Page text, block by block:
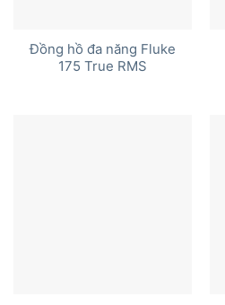
Đồng hồ đa năng Fluke
175 True RMS